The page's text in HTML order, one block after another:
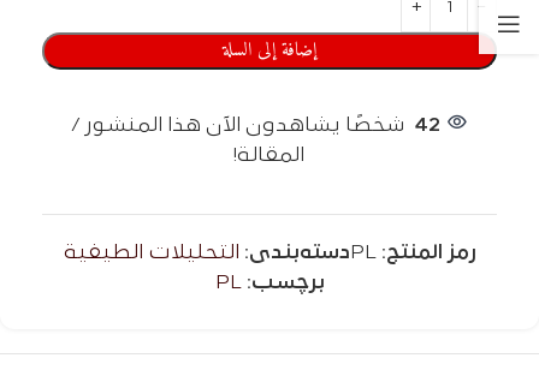
إضافة إلى السلة
42
شخصًا يشاهدون الآن هذا المنشور /
المقالة!
رمز المنتج:PLدسته‌بندی: التحليلات الطيفية
برچسب: PL